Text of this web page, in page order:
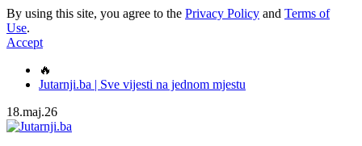
By using this site, you agree to the Privacy Policy and Terms of
Use.
Accept
🔥
Jutarnji.ba | Sve vijesti na jednom mjestu
18.maj.26